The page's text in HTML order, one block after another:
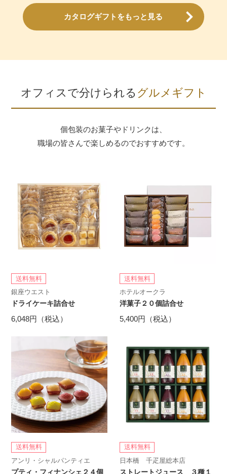
カタログギフトをもっと見る
オフィスで分けられる グルメギフト
個包装のお菓子やドリンクは、
職場の皆さんで楽しめるのでおすすめです。
送料無料
銀座ウエスト
ドライケーキ詰合せ
6,048円（税込）
送料無料
ホテルオークラ
洋菓子２０個詰合せ
5,400円（税込）
送料無料
アンリ・シャルパンティエ
プティ・フィナンシェ２４個
送料無料
日本橋 千疋屋総本店
ストレートジュース ３種１